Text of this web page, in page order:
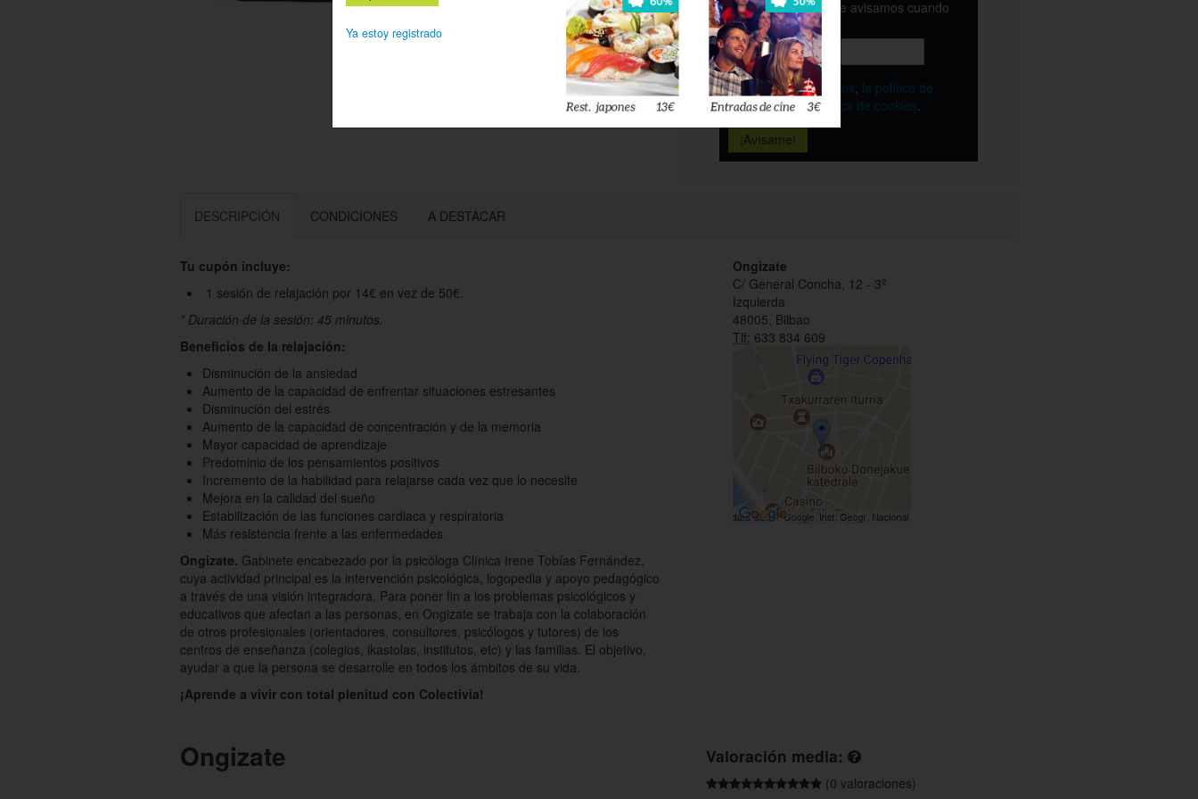
Déjanos tu email y te avisamos cuando
esté disponible
Acepto lostérminos, la política de
privacidady la política de cookies.
DESCRIPCIÓN CONDICIONES A DESTACAR
Tu cupón incluye:
1 sesión de relajación por 14€ en vez de 50€.
* Duración de la sesión: 45 minutos.
Beneficios de la relajación:
Disminución de la ansiedad
Aumento de la capacidad de enfrentar situaciones estresantes
Disminución del estrés
Aumento de la capacidad de concentración y de la memoria
Mayor capacidad de aprendizaje
Predominio de los pensamientos positivos
Incremento de la habilidad para relajarse cada vez que lo necesite
Mejora en la calidad del sueño
Estabilización de las funciones cardiaca y respiratoria
Más resistencia frente a las enfermedades
Ongizate. Gabinete encabezado por la psicóloga Clínica Irene Tobías Fernández,
cuya actividad principal es la intervención psicológica, logopedia y apoyo pedagógico
a través de una visión integradora. Para poner fin a los problemas psicológicos y
educativos que afectan a las personas, en Ongizate se trabaja con la colaboración
de otros profesionales (orientadores, consultores, psicólogos y tutores) de los
centros de enseñanza (colegios, ikastolas, institutos, etc) y las familias. El objetivo,
ayudar a que la persona se desarrolle en todos los ámbitos de su vida.
¡Aprende a vivir con total plenitud con Colectivia!
Ongizate
C/ General Concha, 12 - 3º
Izquierda
48005, Bilbao
Tlf: 633 834 609
Ongizate Valoración media:
(0 valoraciones)
Ya estoy registrado